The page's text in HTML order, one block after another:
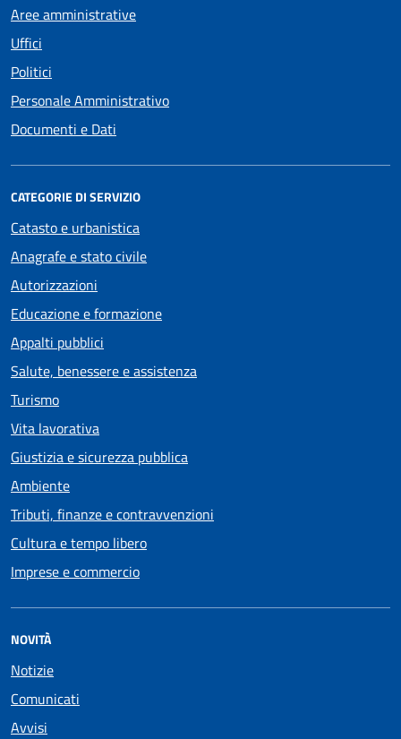
Aree amministrative
Uffici
Politici
Personale Amministrativo
Documenti e Dati
CATEGORIE DI SERVIZIO
Catasto e urbanistica
Anagrafe e stato civile
Autorizzazioni
Educazione e formazione
Appalti pubblici
Salute, benessere e assistenza
Turismo
Vita lavorativa
Giustizia e sicurezza pubblica
Ambiente
Tributi, finanze e contravvenzioni
Cultura e tempo libero
Imprese e commercio
NOVITÀ
Notizie
Comunicati
Avvisi